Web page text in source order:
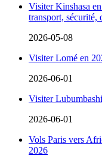
Visiter Kinshasa
transport, sécurité,
2026-05-08
Visiter Lomé en
2026-06-01
Visiter
2026-06-01
Vols Paris vers
2026